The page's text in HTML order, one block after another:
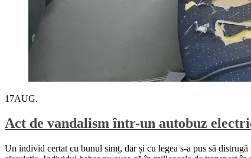
17AUG.
Act de vandalism într-un autobuz
Un individ certat cu bunul simț, dar și cu legea s-a pus să